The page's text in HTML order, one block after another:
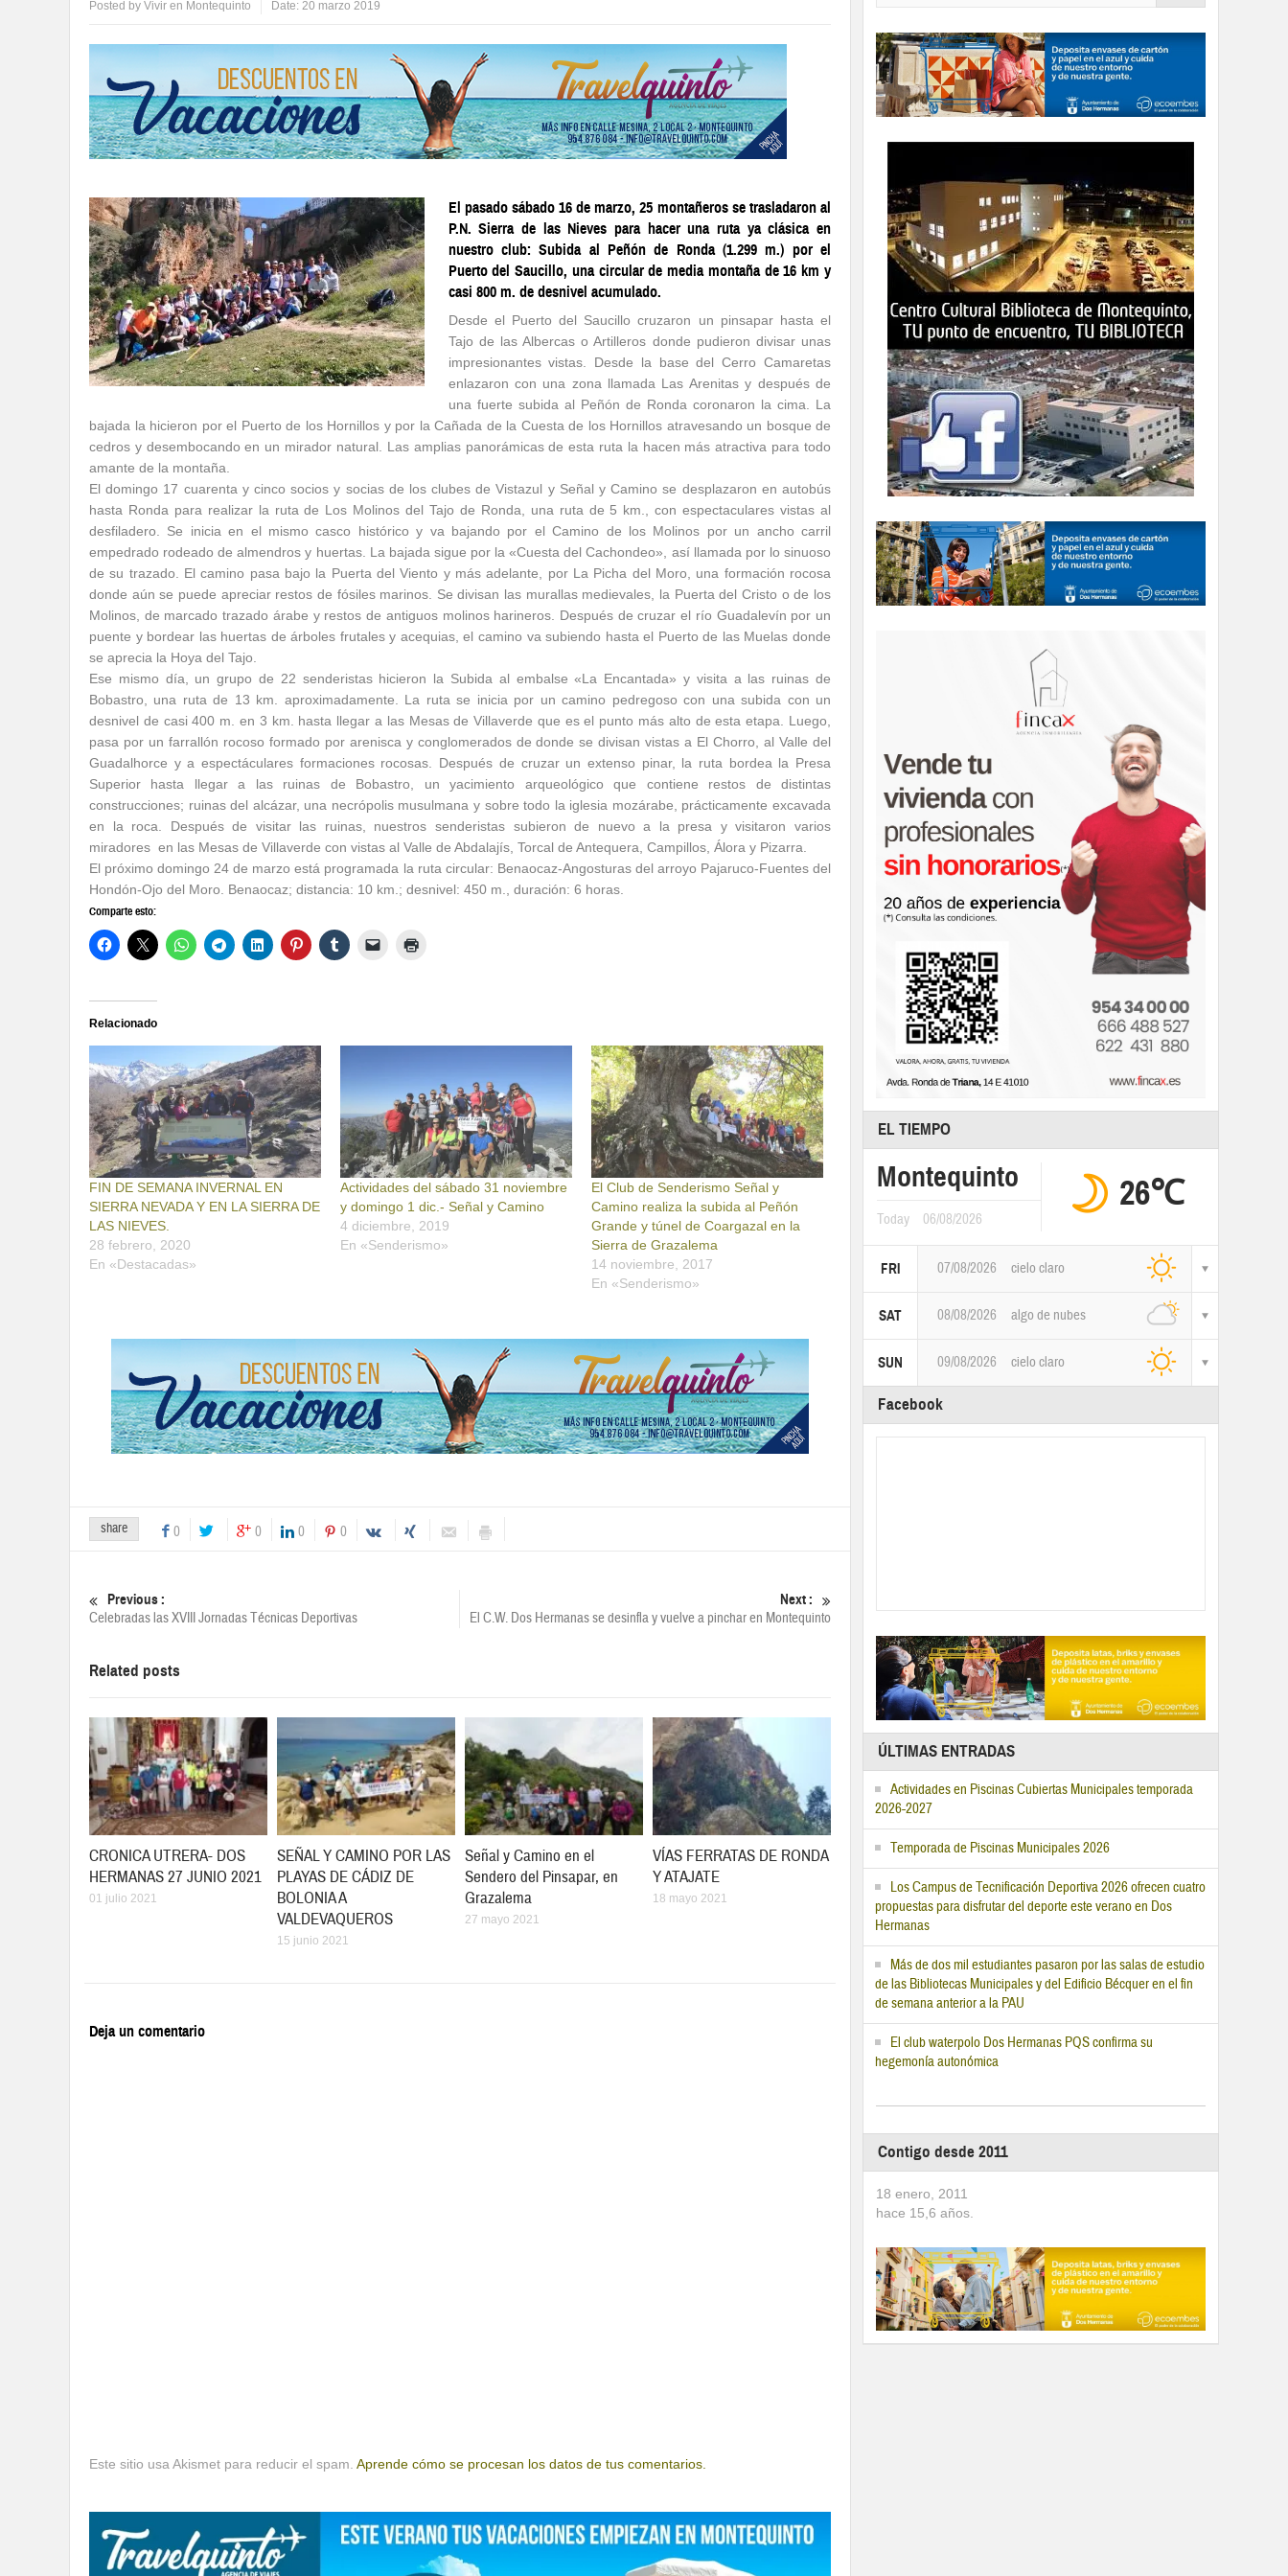
Posted by Vivir en Montequinto Date: 20 marzo 2019
El pasado sábado 16 de marzo, 25 montañeros se trasladaron al
P.N. Sierra de las Nieves para hacer una ruta ya clásica en
nuestro club: Subida al Peñón de Ronda (1.299 m.) por el
Puerto del Saucillo, una circular de media montaña de 16 km y
casi 800 m. de desnivel acumulado.
Desde el Puerto del Saucillo cruzaron un pinsapar hasta el
Tajo de las Albercas o Artilleros donde pudieron divisar unas
impresionantes vistas. Desde la base del Cerro Camaretas
enlazaron con una zona llamada Las Arenitas y después de
una fuerte subida al Peñón de Ronda coronaron la cima. La
bajada la hicieron por el Puerto de los Hornillos y por la Cañada de la Cuesta de los Hornillos atravesando un bosque de
cedros y desembocando en un mirador natural. Las amplias panorámicas de esta ruta la hacen más atractiva para todo
amante de la montaña.
El domingo 17 cuarenta y cinco socios y socias de los clubes de Vistazul y Señal y Camino se desplazaron en autobús
hasta Ronda para realizar la ruta de Los Molinos del Tajo de Ronda, una ruta de 5 km., con espectaculares vistas al
desfiladero. Se inicia en el mismo casco histórico y va bajando por el Camino de los Molinos por un ancho carril
empedrado rodeado de almendros y huertas. La bajada sigue por la «Cuesta del Cachondeo», así llamada por lo sinuoso
de su trazado. El camino pasa bajo la Puerta del Viento y más adelante, por La Picha del Moro, una formación rocosa
donde aún se puede apreciar restos de fósiles marinos. Se divisan las murallas medievales, la Puerta del Cristo o de los
Molinos, de marcado trazado árabe y restos de antiguos molinos harineros. Después de cruzar el río Guadalevín por un
puente y bordear las huertas de árboles frutales y acequias, el camino va subiendo hasta el Puerto de las Muelas donde
se aprecia la Hoya del Tajo.
Ese mismo día, un grupo de 22 senderistas hicieron la Subida al embalse «La Encantada» y visita a las ruinas de
Bobastro, una ruta de 13 km. aproximadamente. La ruta se inicia por un camino pedregoso con una subida con un
desnivel de casi 400 m. en 3 km. hasta llegar a las Mesas de Villaverde que es el punto más alto de esta etapa. Luego,
pasa por un farrallón rocoso formado por arenisca y conglomerados de donde se divisan vistas a El Chorro, al Valle del
Guadalhorce y a espectáculares formaciones rocosas. Después de cruzar un extenso pinar, la ruta bordea la Presa
Superior hasta llegar a las ruinas de Bobastro, unyacimiento arqueológico que contiene restos de distintas
construcciones; ruinas del alcázar, una necrópolis musulmana y sobre todo la iglesia mozárabe, prácticamente excavada
en la roca. Después de visitar las ruinas, nuestros senderistas subieron de nuevo a la presa y visitaron varios
miradores en las Mesas de Villaverde con vistas al Valle de Abdalajís, Torcal de Antequera, Campillos, Álora y Pizarra.
El próximo domingo 24 de marzo está programada la ruta circular: Benaocaz-Angosturas del arroyo Pajaruco-Fuentes del
Hondón-Ojo del Moro. Benaocaz; distancia: 10 km.; desnivel: 450 m., duración: 6 horas.
Comparte esto:
Relacionado
FIN DE SEMANA INVERNAL EN
SIERRA NEVADA Y EN LA SIERRA DE
LAS NIEVES.
28 febrero, 2020
En «Destacadas»
Actividades del sábado 31 noviembre
y domingo 1 dic.- Señal y Camino
4 diciembre, 2019
En «Senderismo»
El Club de Senderismo Señal y
Camino realiza la subida al Peñón
Grande y túnel de Coargazal en la
Sierra de Grazalema
14 noviembre, 2017
En «Senderismo»
share 0 0 0 0
Previous :
Celebradas las XVIII Jornadas Técnicas Deportivas
Next :
El C.W. Dos Hermanas se desinfla y vuelve a pinchar en Montequinto
Related posts
CRONICA UTRERA- DOS
HERMANAS 27 JUNIO 2021
01 julio 2021
SEÑAL Y CAMINO POR LAS
PLAYAS DE CÁDIZ DE
BOLONIA A
VALDEVAQUEROS
15 junio 2021
Señal y Camino en el
Sendero del Pinsapar, en
Grazalema
27 mayo 2021
VÍAS FERRATAS DE RONDA
Y ATAJATE
18 mayo 2021
Deja un comentario
Este sitio usa Akismet para reducir el spam. Aprende cómo se procesan los datos de tus comentarios.
EL TIEMPO
Montequinto
Today 06/08/2026
26℃
FRI 07/08/2026 cielo claro
SAT 08/08/2026 algo de nubes
SUN 09/08/2026 cielo claro
Facebook
ÚLTIMAS ENTRADAS
Actividades en Piscinas Cubiertas Municipales temporada
2026-2027
Temporada de Piscinas Municipales 2026
Los Campus de Tecnificación Deportiva 2026 ofrecen cuatro
propuestas para disfrutar del deporte este verano en Dos
Hermanas
Más de dos mil estudiantes pasaron por las salas de estudio
de las Bibliotecas Municipales y del Edificio Bécquer en el fin
de semana anterior a la PAU
El club waterpolo Dos Hermanas PQS confirma su
hegemonía autonómica
Contigo desde 2011
18 enero, 2011
hace 15,6 años.